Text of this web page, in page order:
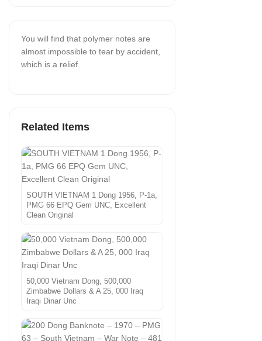
You will find that polymer notes are
almost impossible to tear by accident,
which is a relief.
Related Items
SOUTH VIETNAM 1 Dong 1956, P-1a,
PMG 66 EPQ Gem UNC, Excellent
Clean Original
50,000 Vietnam Dong, 500,000
Zimbabwe Dollars & A 25, 000 Iraq
Iraqi Dinar Unc